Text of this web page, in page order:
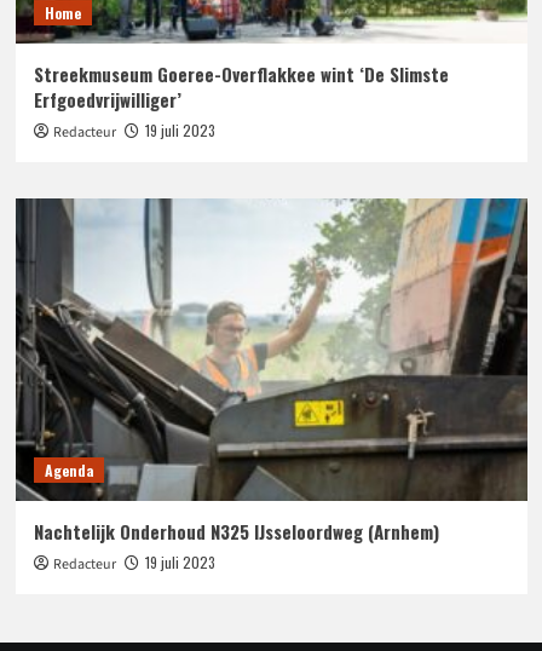
Home
Streekmuseum Goeree-Overflakkee wint ‘De Slimste
Erfgoedvrijwilliger’
Redacteur 19 juli 2023
Agenda
Nachtelijk Onderhoud N325 IJsseloordweg (Arnhem)
Redacteur 19 juli 2023